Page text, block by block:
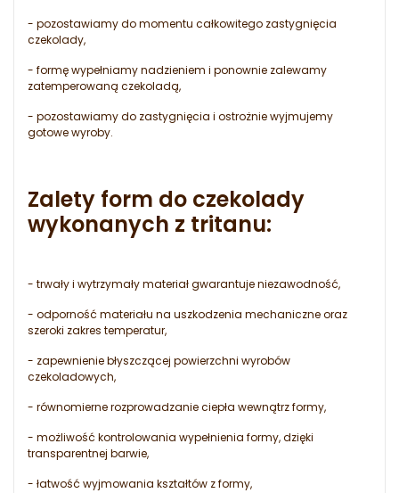
- pozostawiamy do momentu całkowitego zastygnięcia
czekolady,
- formę wypełniamy nadzieniem i ponownie zalewamy
zatemperowaną czekoladą,
- pozostawiamy do zastygnięcia i ostrożnie wyjmujemy
gotowe wyroby.
Zalety form do czekolady
wykonanych z tritanu:
- trwały i wytrzymały materiał gwarantuje niezawodność,
- odporność materiału na uszkodzenia mechaniczne oraz
szeroki zakres temperatur,
- zapewnienie błyszczącej powierzchni wyrobów
czekoladowych,
- równomierne rozprowadzanie ciepła wewnątrz formy,
- możliwość kontrolowania wypełnienia formy, dzięki
transparentnej barwie,
- łatwość wyjmowania kształtów z formy,